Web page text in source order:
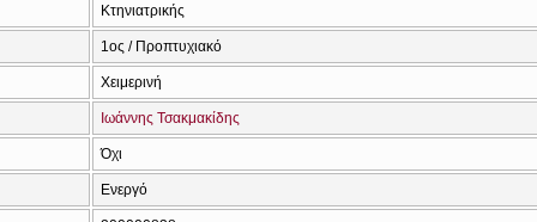
Κτηνιατρικής
1ος / Προπτυχιακό
Χειμερινή
Ιωάννης Τσακμακίδης
Όχι
Ενεργό